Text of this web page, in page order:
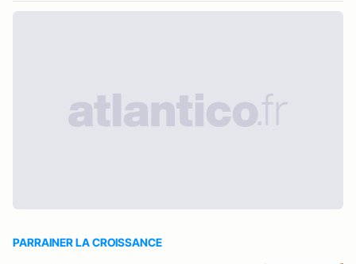
PARRAINER LA CROISSANCE